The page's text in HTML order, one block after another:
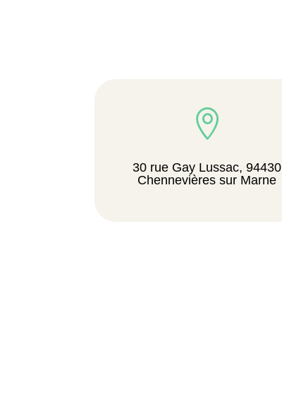

30 rue Gay Lussac, 94430
Chennevières sur Marne